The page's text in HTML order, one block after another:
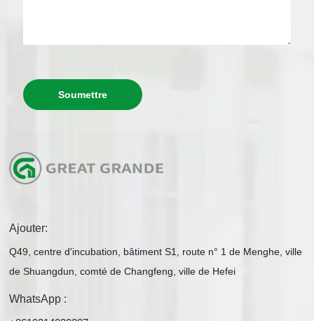
Soumettre
Ajouter:
Q49, centre d'incubation, bâtiment S1, route n° 1 de Menghe, ville
de Shuangdun, comté de Changfeng, ville de Hefei
WhatsApp :